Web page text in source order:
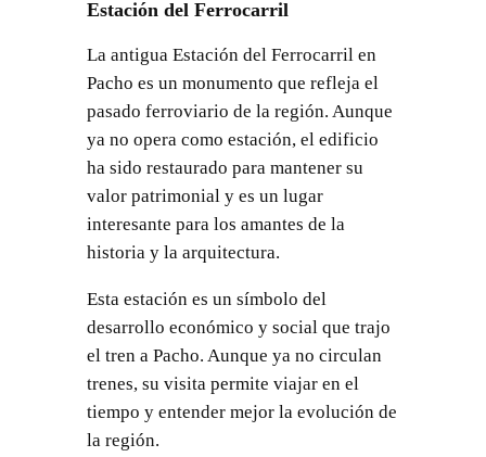
Estación del Ferrocarril
La antigua Estación del Ferrocarril en
Pacho es un monumento que refleja el
pasado ferroviario de la región. Aunque
ya no opera como estación, el edificio
ha sido restaurado para mantener su
valor patrimonial y es un lugar
interesante para los amantes de la
historia y la arquitectura.
Esta estación es un símbolo del
desarrollo económico y social que trajo
el tren a Pacho. Aunque ya no circulan
trenes, su visita permite viajar en el
tiempo y entender mejor la evolución de
la región.